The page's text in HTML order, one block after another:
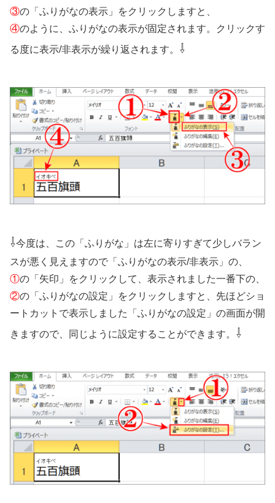
③の「ふりがなの表示」をクリックしますと、
④のように、ふりがなの表示が固定されます。クリックす
る度に表示/非表示が繰り返されます。 ⇩
⇩今度は、この「ふりがな」は左に寄りすぎて少しバラン
スが悪く見えますので「ふりがなの表示/非表示」の、
①の「矢印」をクリックして、表示されました一番下の、
②の「ふりがなの設定」をクリックしますと、先ほどショ
ートカットで表示しました「ふりがなの設定」の画面が開
きますので、同じように設定することができます。 ⇩